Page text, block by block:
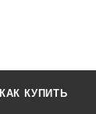
КАК КУПИТЬ